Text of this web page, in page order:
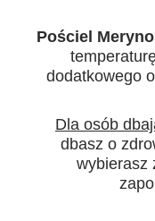
Pościel
dodatkowego
Dla osób
dbasz o
wybierasz